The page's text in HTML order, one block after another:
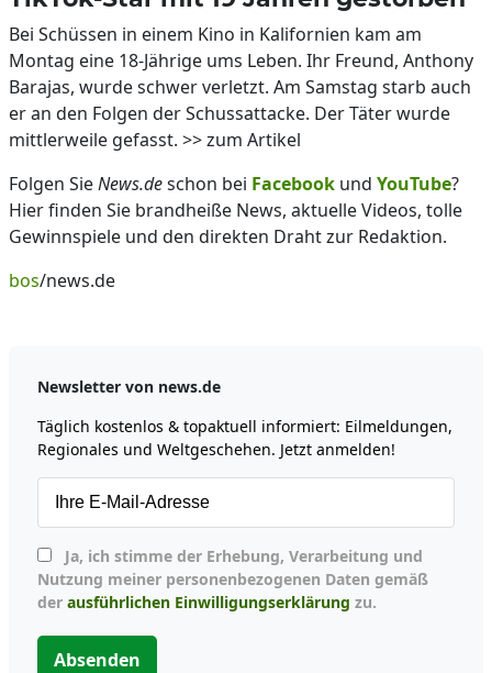
Bei Schüssen in einem Kino in Kalifornien kam am
Montag eine 18-Jährige ums Leben. Ihr Freund, Anthony
Barajas, wurde schwer verletzt. Am Samstag starb auch
er an den Folgen der Schussattacke. Der Täter wurde
mittlerweile gefasst. >> zum Artikel
Folgen SieNews.deschon bei Facebook und YouTube?
Hier finden Sie brandheiße News, aktuelle Videos, tolle
Gewinnspiele und den direkten Draht zur Redaktion.
bos/news.de
Newsletter von news.de
Täglich kostenlos & topaktuell informiert: Eilmeldungen,
Regionales und Weltgeschehen. Jetzt anmelden!
Nutzung meiner personenbezogenen Daten gemäß
der ausführlichen Einwilligungserklärung zu.
Absenden